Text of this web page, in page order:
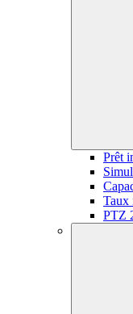
Prêt
Taux
PTZ